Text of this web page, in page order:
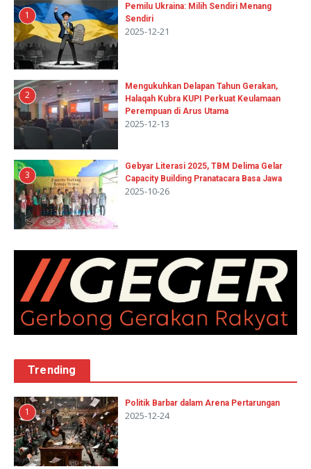
1
Pemilu Ukraina: Milih Sendiri Menang
Sendiri
2025-12-21
2
Mengukuhkan Delapan Tahun Gerakan,
Halaqah Kubra KUPI Perkuat Keulamaan
Perempuan di Arus Utama
2025-12-13
3
Gebyar Literasi 2025, TBM Delima Gelar
Capacity Building Pranatacara Basa Jawa
2025-10-26
Trending
1
Politik Barbar dalam Arena Pertarungan
2025-12-24